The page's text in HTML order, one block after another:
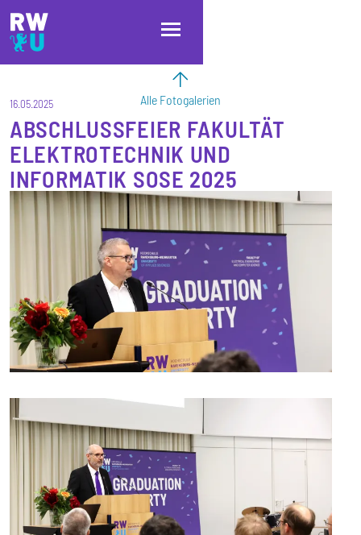
Direkt zum Inhalt
Direkt zur Hauptnavigation
Direkt zum Fußbereich
Alle Fotogalerien
16.05.2025
ABSCHLUSSFEIER FAKULTÄT
ELEKTROTECHNIK UND
INFORMATIK SOSE 2025